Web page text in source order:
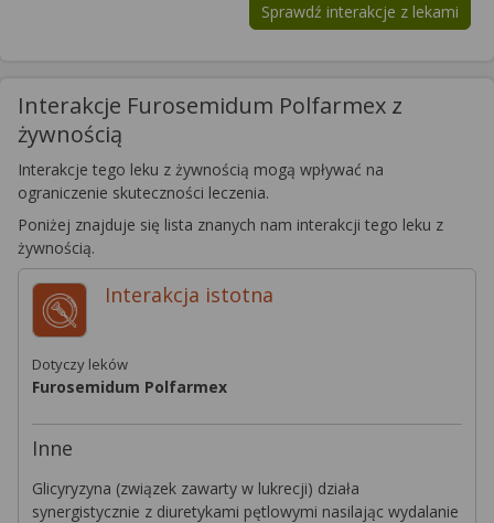
Sprawdź interakcje z lekami
Interakcje Furosemidum Polfarmex z
żywnością
Interakcje tego leku z żywnością mogą wpływać na
ograniczenie skuteczności leczenia.
Poniżej znajduje się lista znanych nam interakcji tego leku z
żywnością.
Interakcja istotna
Dotyczy leków
Furosemidum Polfarmex
Inne
Glicyryzyna (związek zawarty w lukrecji) działa
synergistycznie z diuretykami pętlowymi nasilając wydalanie